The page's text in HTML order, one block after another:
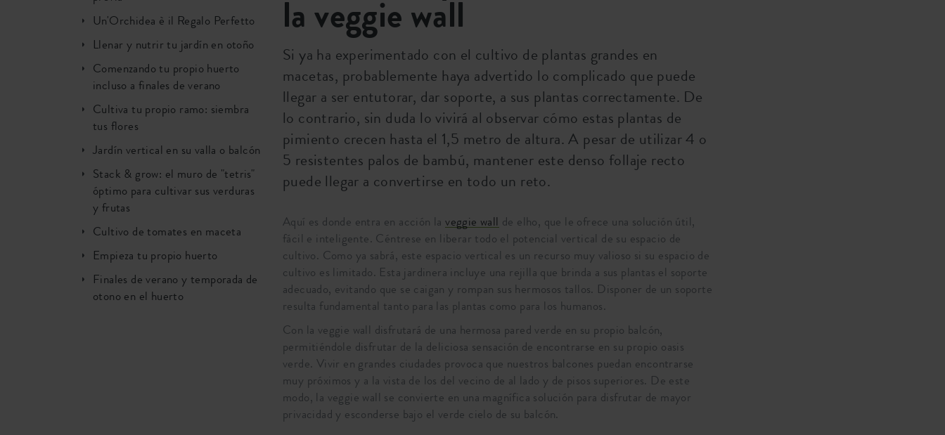
Un'Orchidea è il Regalo Perfetto
Llenar y nutrir tu jardín en otoño
Comenzando tu propio huerto
incluso a finales de verano
Cultiva tu propio ramo: siembra
tus flores
Jardín vertical en su valla o balcón
Stack & grow: el muro de "tetris"
óptimo para cultivar sus verduras
y frutas
Cultivo de tomates en maceta
Empieza tu propio huerto
Finales de verano y temporada de
otono en el huerto
la veggie wall
Si ya ha experimentado con el cultivo de plantas grandes en
macetas, probablemente haya advertido lo complicado que puede
llegar a ser entutorar, dar soporte, a sus plantas correctamente. De
lo contrario, sin duda lo vivirá al observar cómo estas plantas de
pimiento crecen hasta el 1,5 metro de altura. A pesar de utilizar 4 o
5 resistentes palos de bambú, mantener este denso follaje recto
puede llegar a convertirse en todo un reto.
Aquí es donde entra en acción laveggie wall de elho, que le ofrece una solución útil,
fácil e inteligente. Céntrese en liberar todo el potencial vertical de su espacio de
cultivo. Como ya sabrá, este espacio vertical es un recurso muy valioso si su espacio de
cultivo es limitado. Esta jardinera incluye una rejilla que brinda a sus plantas el soporte
adecuado, evitando que se caigan y rompan sus hermosos tallos. Disponer de un soporte
resulta fundamental tanto para las plantas como para los humanos.
Con la veggie wall disfrutará de una hermosa pared verde en su propio balcón,
permitiéndole disfrutar de la deliciosa sensación de encontrarse en su propio oasis
verde. Vivir en grandes ciudades provoca que nuestros balcones puedan encontrarse
muy próximos y a la vista de los del vecino de al lado y de pisos superiores. De este
modo, la veggie wall se convierte en una magnífica solución para disfrutar de mayor
privacidad y esconderse bajo el verde cielo de su balcón.